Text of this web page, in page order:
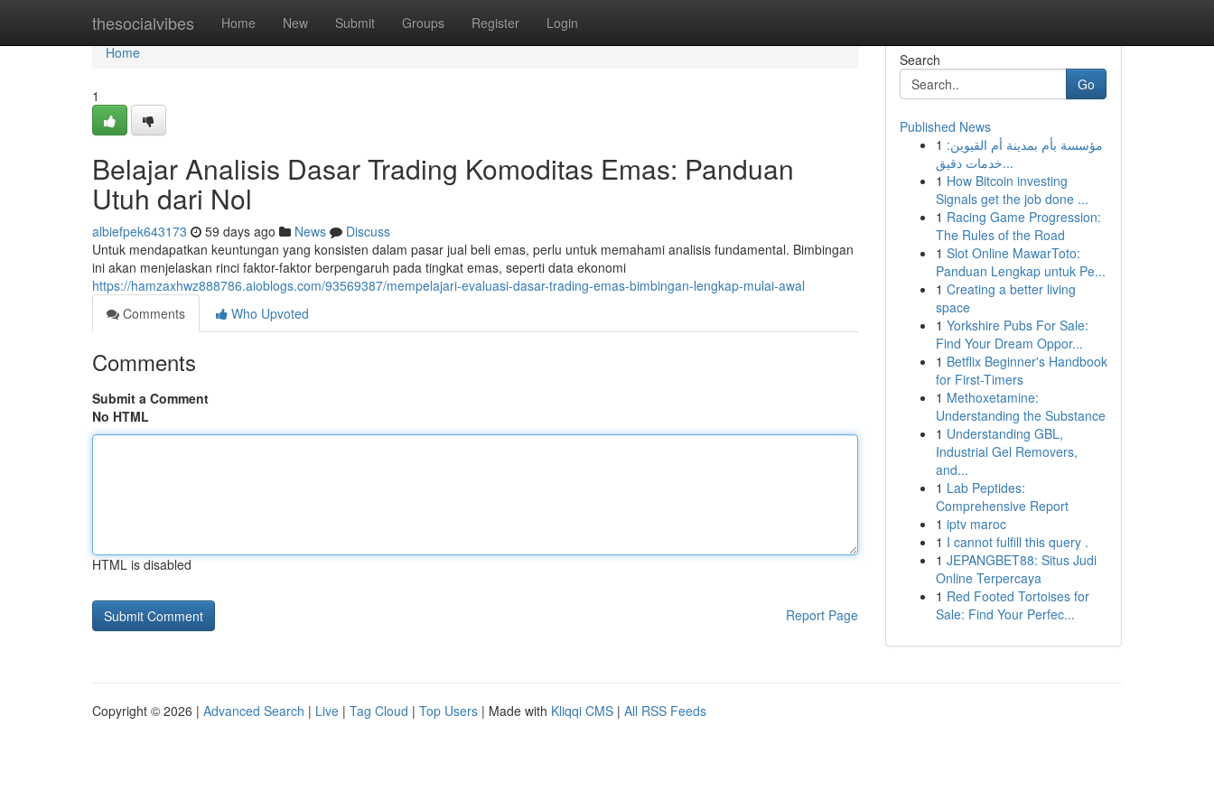
thesocialvibes Home New Submit Groups Register Login
Home
Home
1
Belajar Analisis Dasar Trading Komoditas Emas: Panduan
Utuh dari Nol
albiefpek643173 59 days ago News
Discuss
Untuk mendapatkan keuntungan yang konsisten dalam pasar jual beli emas, perlu untuk memahami analisis fundamental. Bimbingan
ini akan menjelaskan rinci faktor-faktor berpengaruh pada tingkat emas, seperti data ekonomi
https://hamzaxhwz888786.aioblogs.com/93569387/mempelajari-evaluasi-dasar-trading-emas-bimbingan-lengkap-mulai-awal
Comments
Who Upvoted
Comments
Submit a Comment
No HTML
HTML is disabled
Report Page
Search
Go
Published News
1 مؤسسة بأم بمدينة أم القيوين:
خدمات دقيق...
1 How Bitcoin investing
Signals get the job done ...
1 Racing Game Progression:
The Rules of the Road
1 Slot Online MawarToto:
Panduan Lengkap untuk Pe...
1 Creating a better living
space
1 Yorkshire Pubs For Sale:
Find Your Dream Oppor...
1 Betflix Beginner's Handbook
for First-Timers
1 Methoxetamine:
Understanding the Substance
1 Understanding GBL,
Industrial Gel Removers,
and...
1 Lab Peptides:
Comprehensive Report
1 iptv maroc
1 I cannot fulfill this query .
1 JEPANGBET88: Situs Judi
Online Terpercaya
1 Red Footed Tortoises for
Sale: Find Your Perfec...
Copyright © 2026 | Advanced Search | Live | Tag Cloud | Top Users | Made with Kliqqi CMS | All RSS Feeds